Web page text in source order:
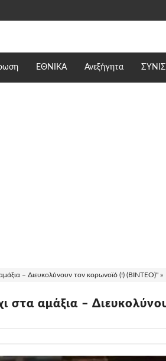
ΕΘΝΙΚΆ Ανεξήγητα
– Διευκολύνουν τον κορωνοϊό (!) (ΒΙΝΤΕΟ)" »
στα αμάξια –